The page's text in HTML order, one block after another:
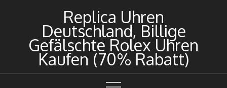
Replica Uhren
Deutschland, Billige
Gefälschte Rolex Uhren
Kaufen (70% Rabatt)